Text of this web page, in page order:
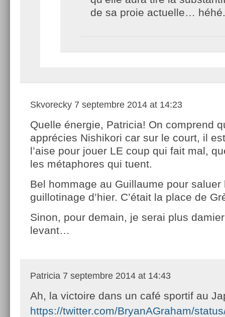
de sa proie actuelle… héhé.
Skvorecky 7 septembre 2014 at 14:23
Quelle énergie, Patricia! On comprend
apprécies Nishikori car sur le court, il
l’aise pour jouer LE coup qui fait mal,
les métaphores qui tuent.
Bel hommage au Guillaume pour saluer
guillotinage d’hier. C’était la place de
Sinon, pour demain, je serai plus
levant…
Patricia 7 septembre 2014 at 14:43
Ah, la victoire dans un café sportif au
https://twitter.com/BryanAGraham/